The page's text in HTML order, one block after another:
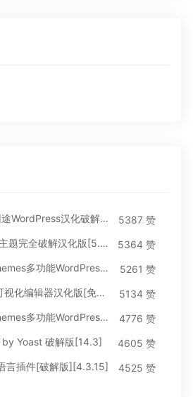
汉化破解主题[5.1.12]
5387 赞
完全破解汉化版[5.8.2]
5364 赞
能WordPress主题[汉化版4.4.2]
5261 赞
辑器汉化版[免费持续更新]
5134 赞
能WordPress主题[汉化版3.1.95]
4776 赞
by Yoast 破解版[14.3]
4605 赞
言插件[破解版][4.3.15]
4525 赞